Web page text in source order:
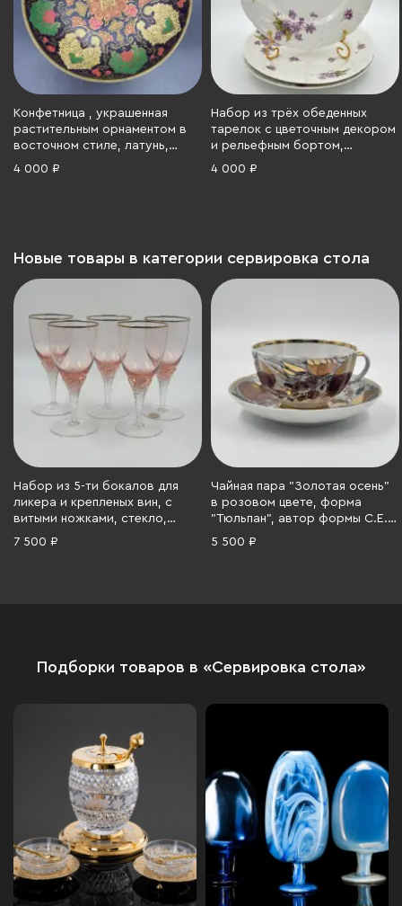
Конфетница , украшенная
растительным орнаментом в
восточном стиле, латунь,
эмали, Индия, 1970-1990 гг.
4 000 ₽
Набор из трёх обеденных
тарелок с цветочным декором
и рельефным бортом,
фарфор, деколь, Российская
4 000 ₽
Новые товары в категории сервировка стола
Набор из 5-ти бокалов для
ликера и крепленых вин, с
витыми ножками, стекло,
золочение, Чехословакия,
7 500 ₽
Чайная пара "Золотая осень"
в розовом цвете, форма
"Тюльпан", автор формы С.Е.
Яковлева, автор росписи Н.П.
5 500 ₽
Подборки товаров в «Сервировка стола»